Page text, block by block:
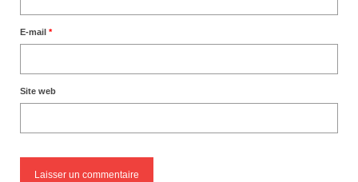
E-mail *
Site web